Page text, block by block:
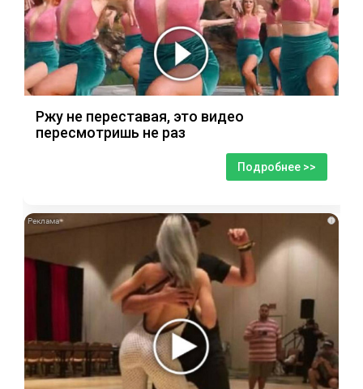
Ржу не переставая, это видео
пересмотришь не раз
Подробнее >>
i